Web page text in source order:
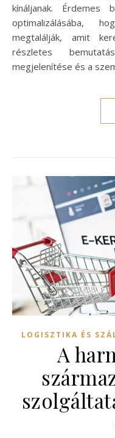
kínáljanak. Érdemes
optimalizálásába,
megtalálják, amit
részletes
megjelenítése és a
LOGISZTIKA ÉS
A